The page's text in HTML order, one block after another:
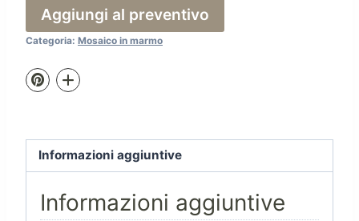
Aggiungi al preventivo
Categoria: Mosaico in marmo
Informazioni aggiuntive
Informazioni aggiuntive